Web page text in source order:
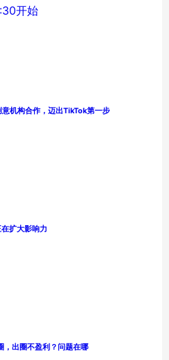
开始
机构合作，迈出TikTok第一步
扩大影响力
，出圈不盈利？问题在哪